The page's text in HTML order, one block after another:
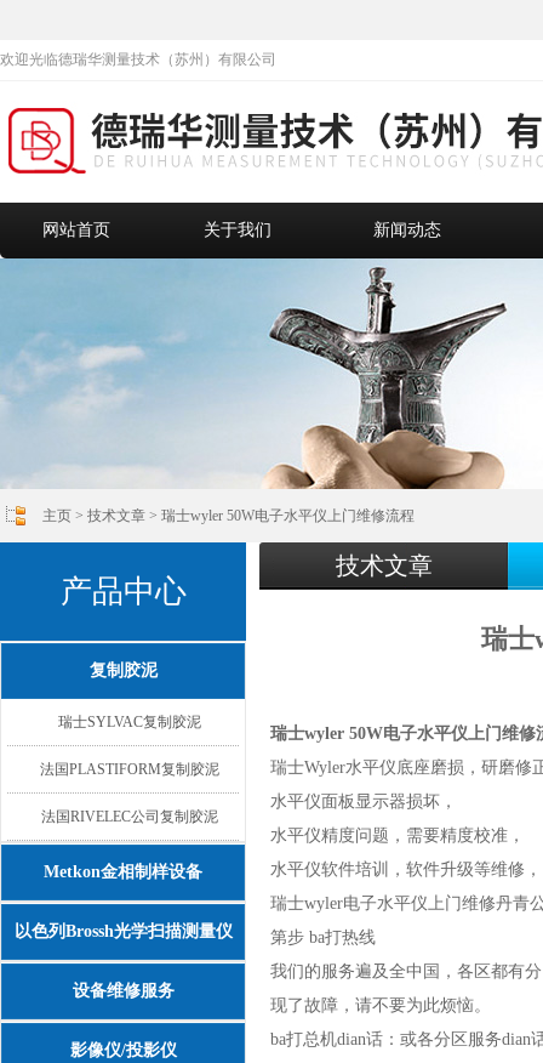
欢迎光临德瑞华测量技术（苏州）有限公司
网站首页 关于我们 新闻动态
主页 > 技术文章 > 瑞士wyler 50W电子水平仪上门维修流程
产品中心
复制胶泥
瑞士SYLVAC复制胶泥
法国PLASTIFORM复制胶泥
法国RIVELEC公司复制胶泥
Metkon金相制样设备
以色列Brossh光学扫描测量仪
设备维修服务
影像仪/投影仪
技术文章
瑞士
瑞士wyler 50W电子水平仪上门维修
瑞士Wyler水平仪底座磨损，研磨修
水平仪面板显示器损坏，
水平仪精度问题，需要精度校准，
水平仪软件培训，软件升级等维修，
瑞士wyler电子水平仪上门维修丹青
第步 ba打热线
我们的服务遍及全中国，各区都有
现了故障，请不要为此烦恼。
ba打总机dian话：或各分区服务dian